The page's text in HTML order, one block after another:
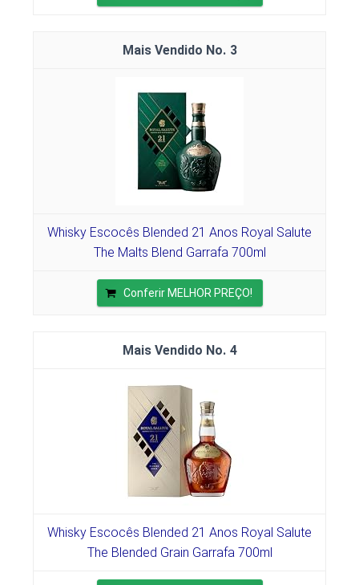
3
Whisky Escocês Blended 21 Anos Royal Salute
The Malts Blend Garrafa 700ml
Conferir MELHOR PREÇO!
4
Whisky Escocês Blended 21 Anos Royal Salute
The Blended Grain Garrafa 700ml